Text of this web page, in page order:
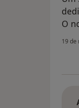
O
19 de